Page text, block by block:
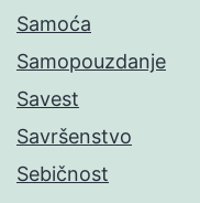
Samoća
Samopouzdanje
Savest
Savršenstvo
Sebičnost